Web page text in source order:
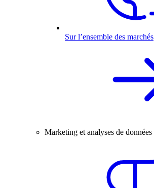
Sur l’ensemble des marchés
Marketing et analyses de données